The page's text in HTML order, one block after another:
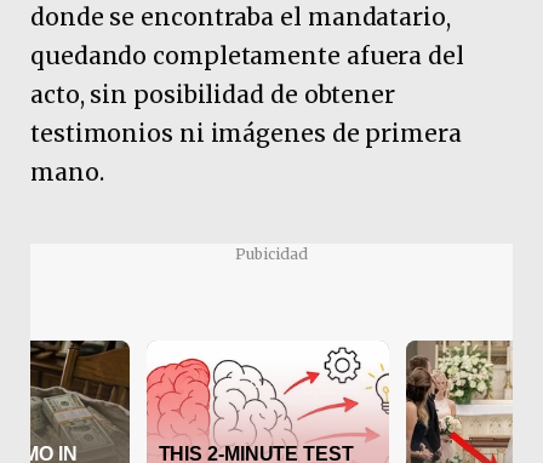
donde se encontraba el mandatario,
quedando completamente afuera del
acto, sin posibilidad de obtener
testimonios ni imágenes de primera
mano.
Pubicidad